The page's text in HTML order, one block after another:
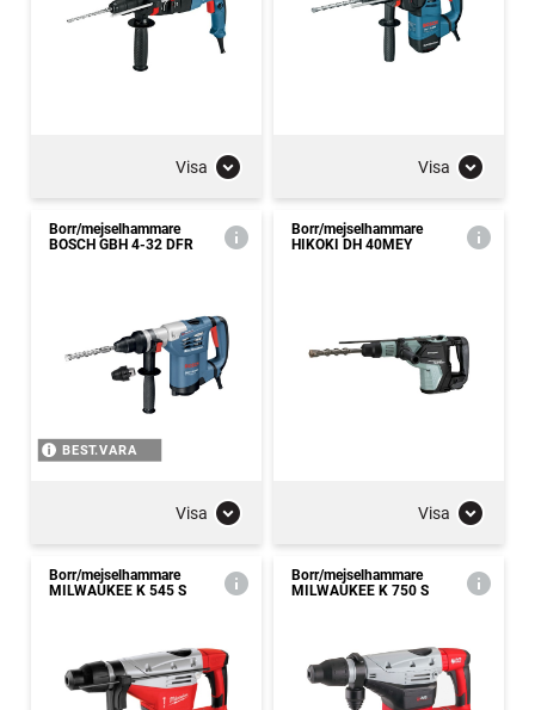
Visa Visa
Borr/mejselhammare
BOSCH GBH 4-32 DFR
BEST.VARA
Visa
Borr/mejselhammare
HIKOKI DH 40MEY
Visa
Borr/mejselhammare
MILWAUKEE K 545 S
Borr/mejselhammare
MILWAUKEE K 750 S